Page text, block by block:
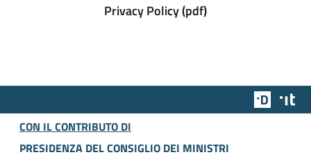
Privacy Policy (pdf)
Team
CON IL CONTRIBUTO DI
PRESIDENZA DEL CONSIGLIO DEI MINISTRI